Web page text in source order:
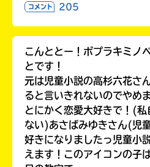
コメント 205
こんととー！ポプラキミノ
とです！
元は児童小説の高杉六花さ
ると言いきれないのでやめ
とにかく恋愛大好きで！(私
ない)あさばみゆきさん(児
好きになりましたっ児童小
えます！このアイコンの子